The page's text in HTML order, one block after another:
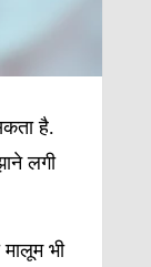
है.
लगी
भी